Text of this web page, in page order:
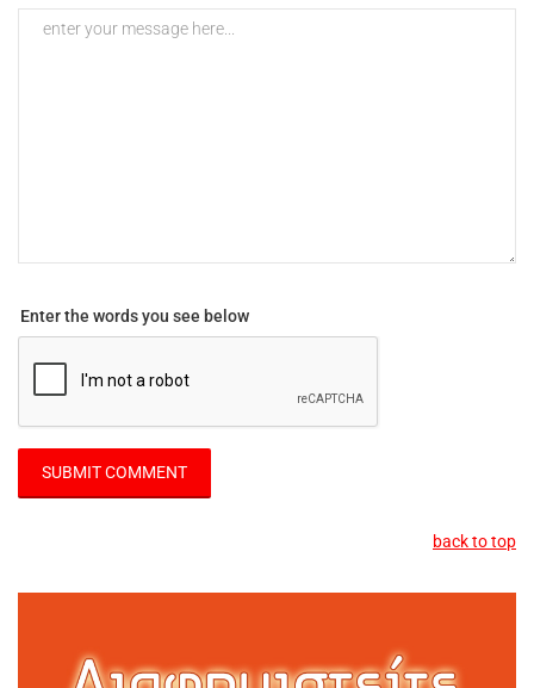
Enter the words you see below
back to top